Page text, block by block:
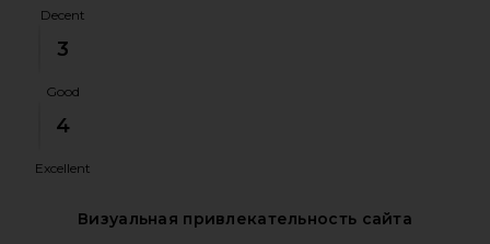
Decent
3
Good
4
Excellent
Визуальная привлекательность сайта